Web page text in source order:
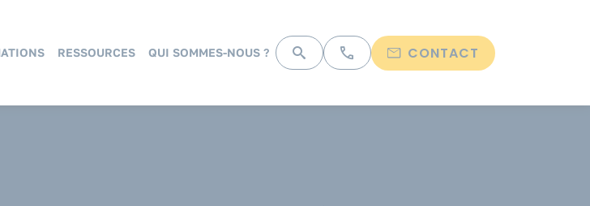
RESSOURCES QUI SOMMES-NOUS ? CONTACT